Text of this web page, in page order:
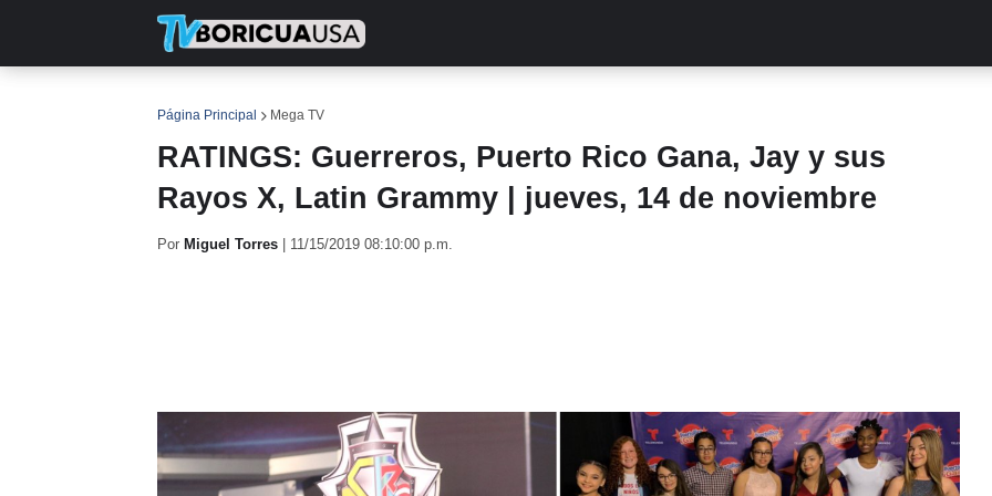
Página Principal Mega TV
RATINGS: Guerreros, Puerto Rico Gana, Jay y sus
Rayos X, Latin Grammy | jueves, 14 de noviembre
Por Miguel Torres 11/15/2019 08:10:00 p.m.